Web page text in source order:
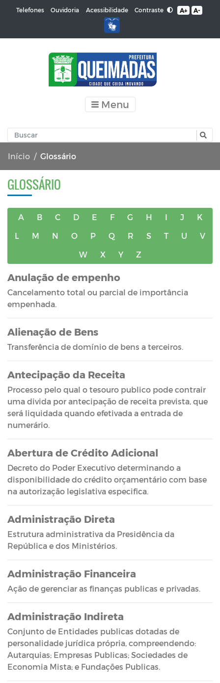
Telefones Ouvidoria Acessibilidade Contraste A+ A-
Menu
Início Glossário
GLOSSÁRIO
A B C D E F G H I J
K
L
M N O P Q R S T U
V
W
X Y Z
Anulação de empenho
Cancelamento total ou parcial de importância
empenhada.
Alienação de Bens
Transferência de domínio de bens a terceiros.
Antecipação da Receita
Processo pelo qual o tesouro publico pode contrair
uma divida por antecipação de receita prevista, que
será liquidada quando efetivada a entrada de
numerário.
Abertura de Crédito Adicional
Decreto do Poder Executivo determinando a
disponibilidade do crédito orçamentário com base
na autorização legislativa especifica.
Administração Direta
Estrutura administrativa da Presidência da
República e dos Ministérios.
Administração Financeira
Ação de gerenciar as finanças publicas e privadas.
Administração Indireta
Conjunto de Entidades publicas dotadas de
personalidade jurídica própria, compreendendo:
Autarquias; Empresas Publicas; Sociedades de
Economia Mista; e Fundações Publicas.